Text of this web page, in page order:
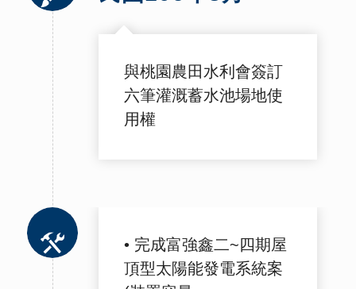
與桃園農田水利會簽訂
六筆灌溉蓄水池場地使
用權
• 完成富強鑫二~四期屋
頂型太陽能發電系統案